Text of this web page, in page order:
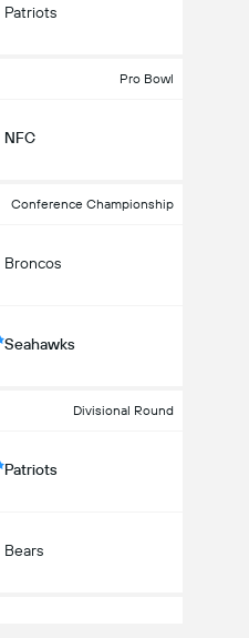
Patriots
Pro Bowl
NFC
Conference Championship
Broncos
Seahawks
Divisional Round
Patriots
Bears